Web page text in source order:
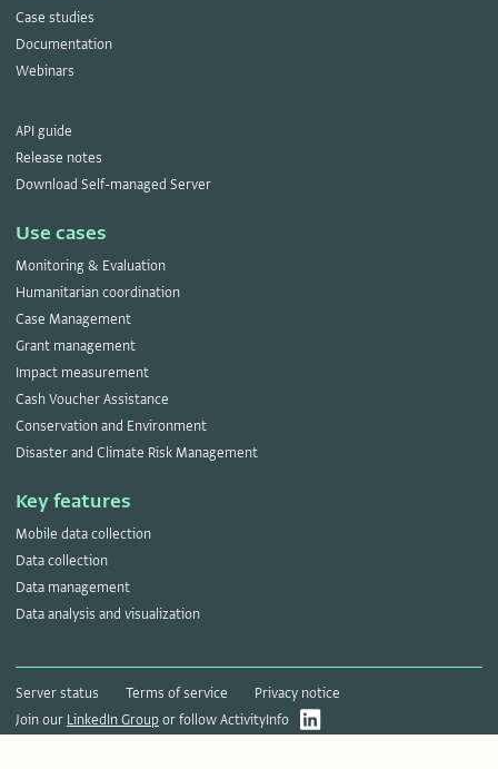
Case studies
Documentation
Webinars
API guide
Release notes
Download Self-managed Server
Use cases
Monitoring & Evaluation
Humanitarian coordination
Case Management
Grant management
Impact measurement
Cash Voucher Assistance
Conservation and Environment
Disaster and Climate Risk Management
Key features
Mobile data collection
Data collection
Data management
Data analysis and visualization
Server status Terms of service
Privacy notice
Join our LinkedIn Groupor follow ActivityInfo